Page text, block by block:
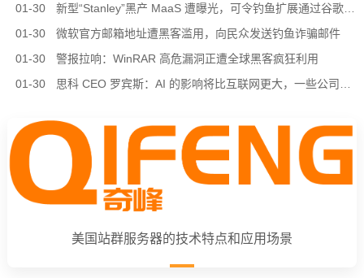
01-30
新型“Stanley”黑产 MaaS 遭曝光，可令钓鱼扩展通过谷歌 Chrome 商店审核
01-30
微软官方邮箱地址遭黑客滥用，向民众发送钓鱼诈骗邮件
01-30
警报拉响：WinRAR 高危漏洞正遭全球黑客疯狂利用
01-30
美国站群服务器的技术特点和应用场景